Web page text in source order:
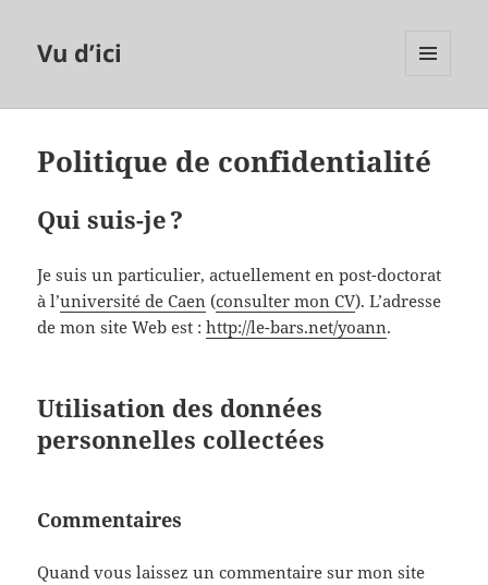
Vu d’ici
Politique de confidentialité
Qui suis-je ?
Je suis un particulier, actuellement en post-doctorat
à l’université de Caen (consulter mon CV). L’adresse
de mon site Web est :http://le-bars.net/yoann.
Utilisation des données
personnelles collectées
Commentaires
Quand vous laissez un commentaire sur mon site